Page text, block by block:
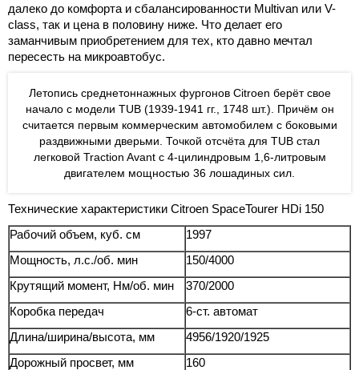
далеко до комфорта и сбалансированности Multivan или V-
class, так и цена в половину ниже. Что делает его
заманчивым приобретением для тех, кто давно мечтал
пересесть на микроавтобус.
Летопись среднетоннажных фургонов Citroen берёт свое
начало с модели TUB (1939-1941 гг., 1748 шт.). Причём он
считается первым коммерческим автомобилем с боковыми
раздвижными дверьми. Точкой отсчёта для TUB стал
легковой Traction Avant с 4-цилиндровым 1,6-литровым
двигателем мощностью 36 лошадиных сил.
Технические характеристики Citroen SpaceTourer HDi 150
Рабочий объем, куб. см
1997
Мощность, л.с./об. мин
150/4000
Крутящий момент, Нм/об. мин
370/2000
Коробка передач
6-ст. автомат
Длина/ширина/высота, мм
4956/1920/1925
Дорожный просвет, мм
160